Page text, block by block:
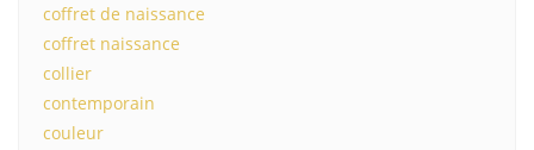
coffret de naissance
coffret naissance
collier
contemporain
couleur